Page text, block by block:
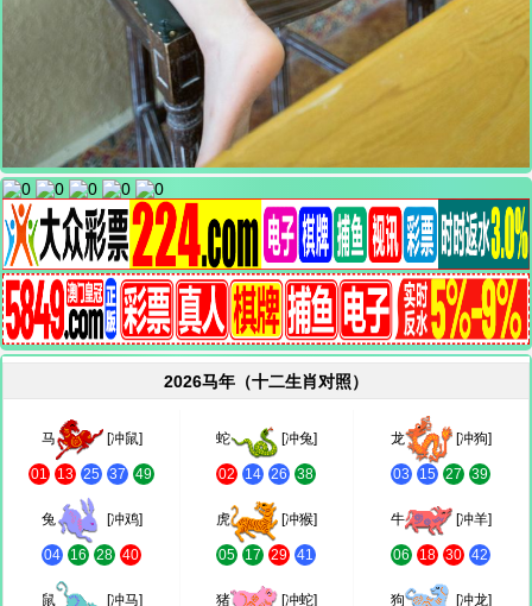
2026马年（十二生肖对照）
马 [冲鼠]
01 13 25 37 49
蛇 [冲兔]
02 14 26 38
龙 [冲狗]
03 15 27 39
兔 [冲鸡]
04 16 28 40
虎 [冲猴]
05 17 29 41
牛 [冲羊]
06 18 30 42
鼠 [冲马] 猪 [冲蛇] 狗 [冲龙]